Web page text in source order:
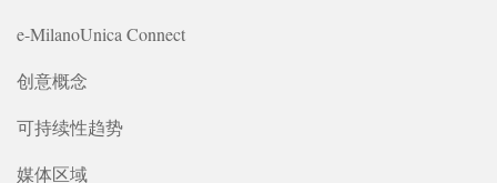
e-MilanoUnica Connect
创意概念
可持续性趋势
媒体区域